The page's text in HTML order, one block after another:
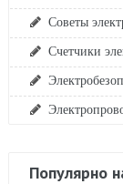
Советы
Счетчики
Популярно